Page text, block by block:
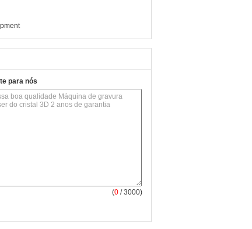
para nós
(0 / 3000)